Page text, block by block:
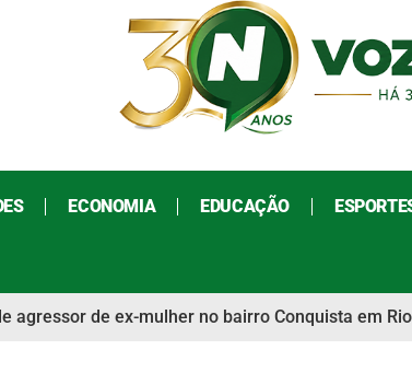
ECONOMIA EDUCAÇÃO
agressor de ex-mulher no bairro Conquista em